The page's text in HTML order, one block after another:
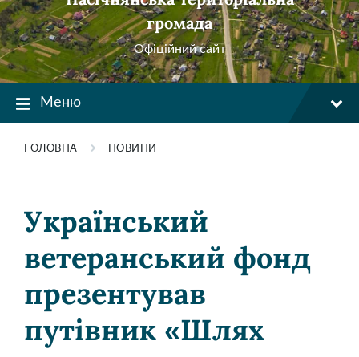
громада
Офіційний сайт
Меню
ГОЛОВНА НОВИНИ
Український
ветеранський фонд
презентував
путівник «Шлях